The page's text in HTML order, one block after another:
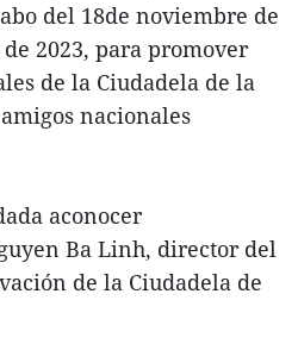
del 18de noviembre de
2023, para promover
de la Ciudadela de la
nacionales
aconocer
Ba Linh, director del
de la Ciudadela de